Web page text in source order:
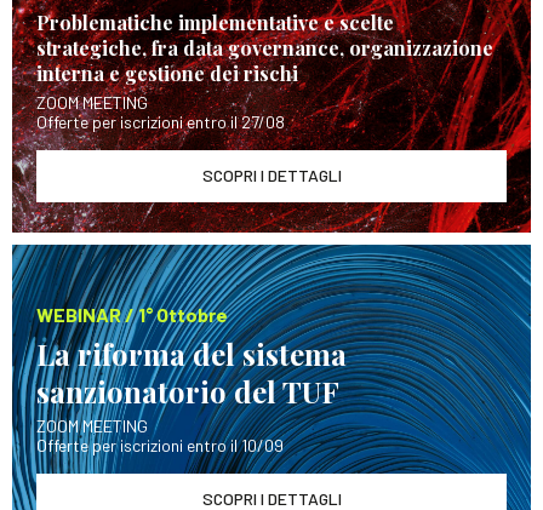
Problematiche implementative e scelte
strategiche, fra data governance, organizzazione
interna e gestione dei rischi
ZOOM MEETING
Offerte per iscrizioni entro il 27/08
SCOPRI I DETTAGLI
WEBINAR / 1° Ottobre
La riforma del sistema
sanzionatorio del TUF
ZOOM MEETING
Offerte per iscrizioni entro il 10/09
SCOPRI I DETTAGLI